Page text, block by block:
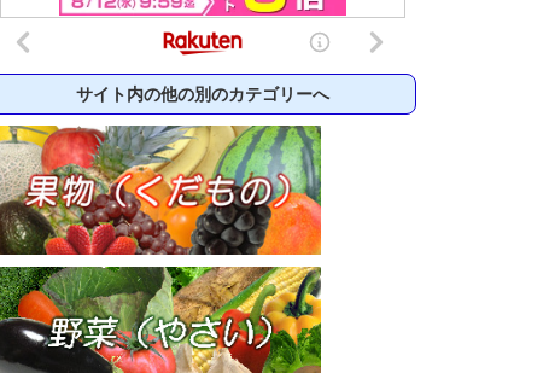
サイト内の他の別のカテゴリーへ